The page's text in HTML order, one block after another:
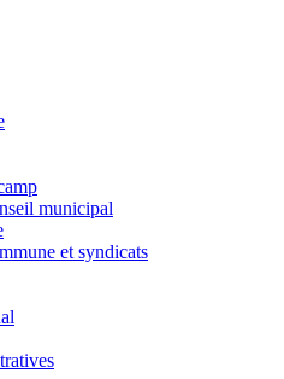
municipal
et syndicats